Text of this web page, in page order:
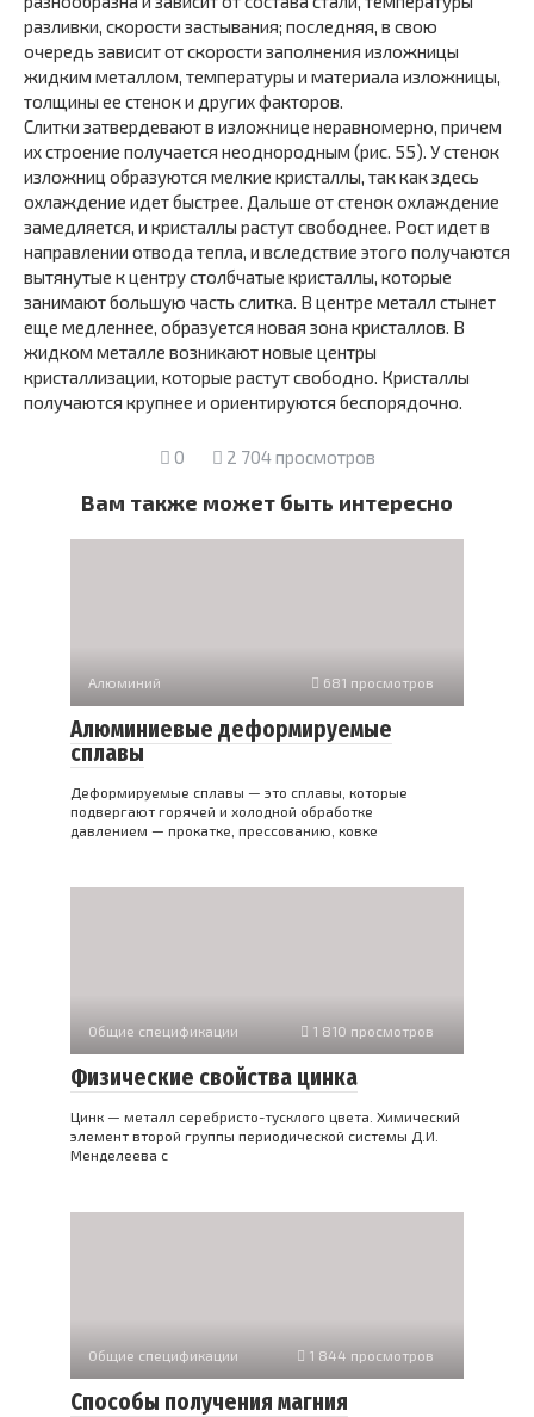
разливки, скорости застывания; последняя, в свою
очередь зависит от скорости заполнения изложницы
жидким металлом, температуры и материала изложницы,
толщины ее стенок и других факторов.
Слитки затвердевают в изложнице неравномерно, причем
их строе­ние получается неоднородным (рис. 55). У стенок
излож­ниц образуются мелкие кристаллы, так как здесь
охлаждение идет быстрее. Дальше от стенок охлаждение
замедля­ется, и кристаллы растут свободнее. Рост идет в
направле­нии отвода тепла, и вследствие этого получаются
вытяну­тые к центру столбчатые кристаллы, которые
занимают большую часть слитка. В центре металл стынет
еще мед­леннее, образуется новая зона кристаллов. В
жидком ме­талле возникают новые центры
кристаллизации, которые растут свободно. Кристаллы
получаются крупнее и ориен­тируются беспорядочно.
0 2 704 просмотров
Вам также может быть интересно
Алюминий 681 просмотров
Алюминиевые деформируемые
сплавы
Деформируемые сплавы — это сплавы, которые
подвергают горячей и холодной обработке
давлением — прокатке, прессованию, ковке
Общие спецификации 1 810 просмотров
Физические свойства цинка
Цинк — металл серебристо-тусклого цвета. Химический
элемент второй группы периодической системы Д.И.
Менделеева с
Общие спецификации 1 844 просмотров
Способы получения магния